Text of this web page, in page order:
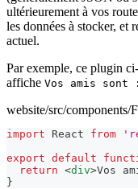
ultérieurement à vos
les données à stocker, et
actuel.
Par exemple, ce plugin
affiche Vos amis sont
website/src/components/
import React from
export default
return <div>Vos
}